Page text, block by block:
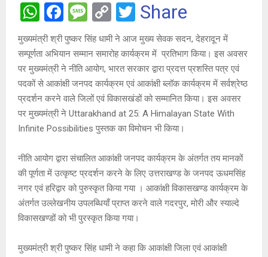
W
h
at
s
A
p
p
F
a
ce
b
o
o
k
M
es
s
a
g
e
C
o
py
Li
n
k
T
wi
tt
er
Share
मुख्यमंत्री श्री पुष्कर सिंह धामी ने आज मुख्य सेवक सदन, देहरादून में
सम्पूर्णता अभियान सम्मान समारोह कार्यक्रम में प्रतिभाग किया। इस अवसर
पर मुख्यमंत्री ने नीति आयोग, भारत सरकार द्वारा प्रदत्त प्रशस्ति पत्र एवं
पदकों से आकांक्षी जनपद कार्यक्रम एवं आकांक्षी ब्लॉक कार्यक्रम में सर्वश्रेष्ठ
प्रदर्शन करने वाले जिलों एवं विकासखंडों को सम्मानित किया। इस अवसर
पर मुख्यमंत्री ने Uttarakhand at 25: A Himalayan State With
Infinite Possibilities पुस्तक का विमोचन भी किया।
नीति आयोग द्वारा संचालित आकांक्षी जनपद कार्यक्रम के अंतर्गत तय मानकों
की पूर्णता में उत्कृष्ट प्रदर्शन करने के लिए उत्तराखण्ड के जनपद ऊधमसिंह
नगर एवं हरिद्वार को पुरुस्कृत किया गया । आकांक्षी विकासखण्ड कार्यक्रम के
अंतर्गत उल्लेखनीय उपलब्धियाँ प्राप्त करने वाले गदरपुर, मोरी और स्याल्दे
विकासखण्डों को भी पुरस्कृत किया गया।
मुख्यमंत्री श्री पुष्कर सिंह धामी ने कहा कि आकांक्षी जिला एवं आकांक्षी